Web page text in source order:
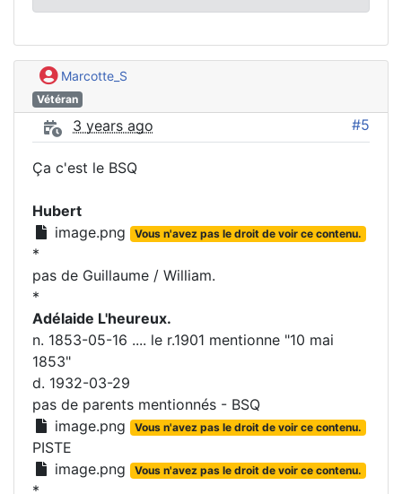
Marcotte_S
Vétéran
3 years ago #5
Ça c'est le BSQ
Hubert
image.png
Vous n'avez pas le droit de voir ce contenu.
*
pas de Guillaume / William.
*
Adélaide L'heureux.
n. 1853-05-16 .... le r.1901 mentionne "10 mai
1853"
d. 1932-03-29
pas de parents mentionnés - BSQ
image.png
Vous n'avez pas le droit de voir ce contenu.
PISTE
image.png
Vous n'avez pas le droit de voir ce contenu.